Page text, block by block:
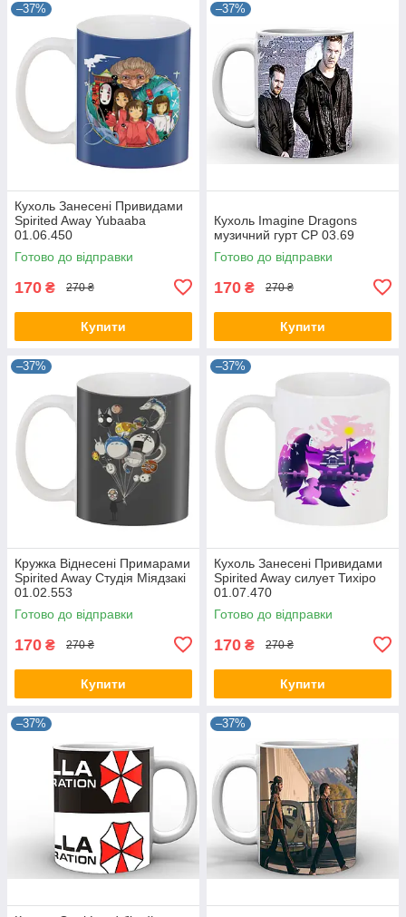
–37%
Кухоль Занесені Привидами
Spirited Away Yubaaba
01.06.450
Готово до відправки
170 ₴ 270 ₴
Купити
–37%
Кухоль Imagine Dragons
музичний гурт CP 03.69
Готово до відправки
170 ₴ 270 ₴
Купити
–37%
Кружка Віднесені Примарами
Spirited Away Студія Міядзакі
01.02.553
Готово до відправки
170 ₴ 270 ₴
Купити
–37%
Кухоль Занесені Привидами
Spirited Away силует Тихіро
01.07.470
Готово до відправки
170 ₴ 270 ₴
Купити
–37% –37%